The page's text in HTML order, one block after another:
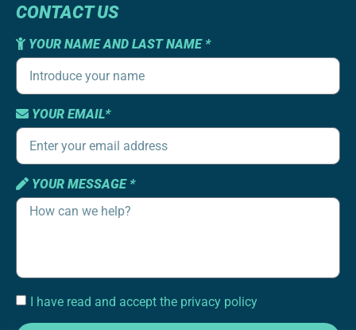
CONTACT US
YOUR NAME AND LAST NAME *
YOUR EMAIL*
YOUR MESSAGE *
I have read and accept the privacy policy